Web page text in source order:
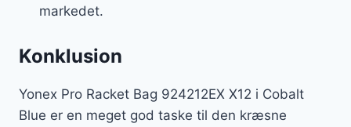
markedet.
Konklusion
Yonex Pro Racket Bag 924212EX X12 i Cobalt
Blue er en meget god taske til den kræsne